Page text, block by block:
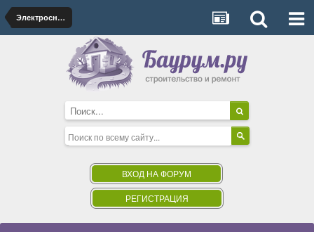
Электроснабжение
ВХОД НА ФОРУМ
РЕГИСТРАЦИЯ